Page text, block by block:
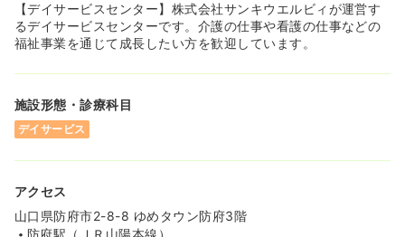
【デイサービスセンター】株式会社サンキウエルビィが運営す
るデイサービスセンターです。介護の仕事や看護の仕事などの
福祉事業を通じて成長したい方を歓迎しています。
施設形態・診療科目
デイサービス
アクセス
山口県防府市2-8-8 ゆめタウン防府3階